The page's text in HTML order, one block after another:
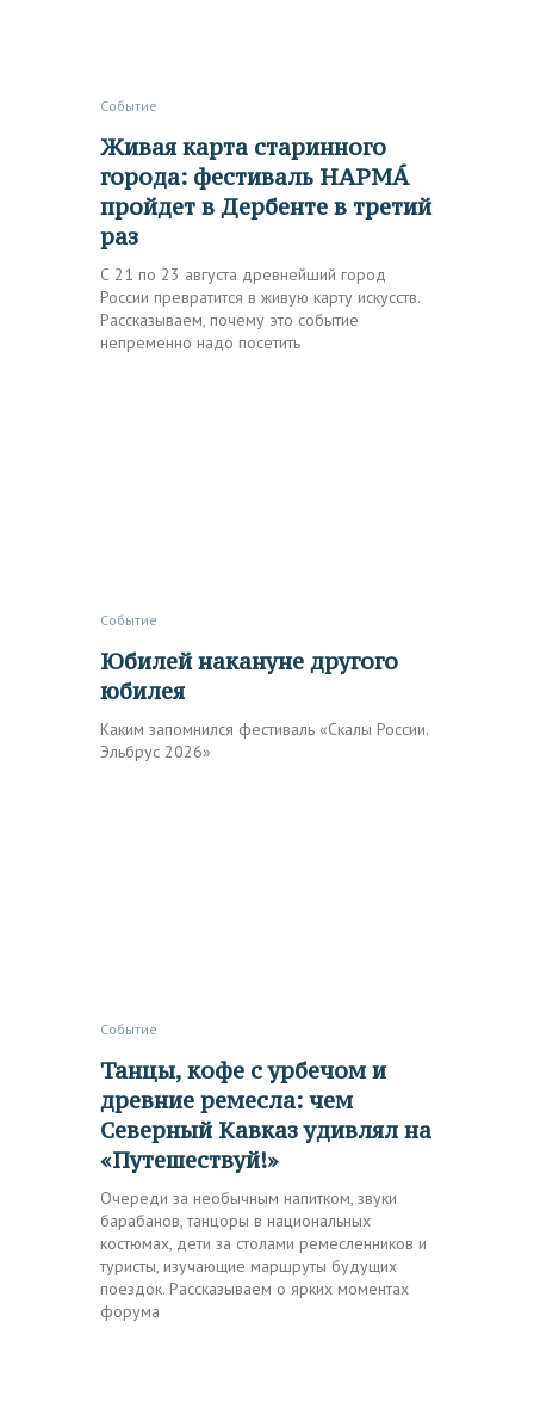
Событие
Живая карта старинного
города: фестиваль НАРМÁ
пройдет в Дербенте в третий
раз
С 21 по 23 августа древнейший город
России превратится в живую карту искусств.
Рассказываем, почему это событие
непременно надо посетить
Событие
Юбилей накануне другого
юбилея
Каким запомнился фестиваль «Скалы России.
Эльбрус 2026»
Событие
Танцы, кофе с урбечом и
древние ремесла: чем
Северный Кавказ удивлял на
«Путешествуй!»
Очереди за необычным напитком, звуки
барабанов, танцоры в национальных
костюмах, дети за столами ремесленников и
туристы, изучающие маршруты будущих
поездок. Рассказываем о ярких моментах
форума